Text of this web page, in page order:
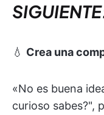
💧 Crea una
«No es buena
curioso sabes?",